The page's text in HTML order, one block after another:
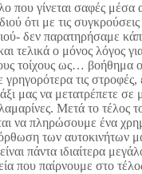
που γίνεται σαφές μέσα
ότι με τις
δεν παρατηρήσαμε
τελικά ο μόνος λόγος
τοίχους ως… βοήθημα
τις στροφές,
μας να μετατρέπετε σε
Μετά το τέλος
να πληρώσουμε ένα
των αυτοκινήτων
πάντα ιδιαίτερα
που παίρνουμε στο